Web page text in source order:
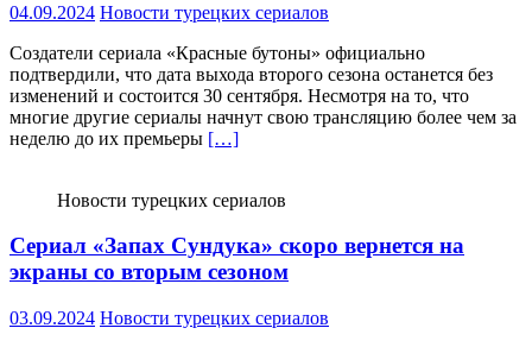
04.09.2024 Новости турецких сериалов
Создатели сериала «Красные бутоны» официально
подтвердили, что дата выхода второго сезона останется без
изменений и состоится 30 сентября. Несмотря на то, что
многие другие сериалы начнут свою трансляцию более чем за
неделю до их премьеры […]
Новости турецких сериалов
Сериал «Запах Сундука» скоро вернется на
экраны со вторым сезоном
03.09.2024 Новости турецких сериалов